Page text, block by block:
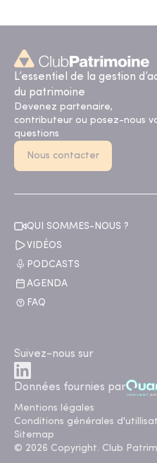
L’essentiel de la gestion
du patrimoine
Devenez partenaire,
contributeur ou posez-nous
questions
Nous contacter
QUI SOMMES-NOUS ?
VIDÉOS
PODCASTS
AGENDA
FAQ
Suivez-nous sur
Données fournies par
Mentions légales
Conditions générales
Sitemap
© 2026 Copyright. Club